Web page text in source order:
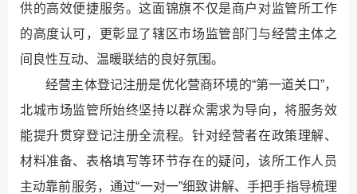
供的高效便捷服务。这面锦旗不仅是商户对监管所工作
的高度认可，更彰显了辖区市场监管部门与经营主体之
间良性互动、温暖联结的良好氛围。​
经营主体登记注册是优化营商环境的“第一道关口”，
北城市场监管所始终坚持以群众需求为导向，将服务效
能提升贯穿登记注册全流程。针对经营者在政策理解、
材料准备、表格填写等环节存在的疑问，该所工作人员
主动靠前服务，通过“一对一”细致讲解、手把手指导梳理